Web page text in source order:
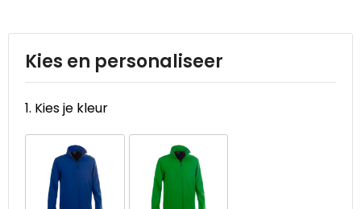
Rugzakken
Schoenentassen
Schoudertassen
Sporttassen
Tenson
Urban Vitamin
Victorinox
Kies en personaliseer
1. Kies je kleur